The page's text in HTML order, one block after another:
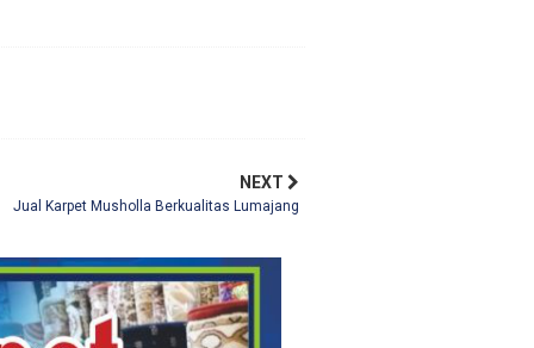
NEXT
Jual Karpet Musholla Berkualitas Lumajang